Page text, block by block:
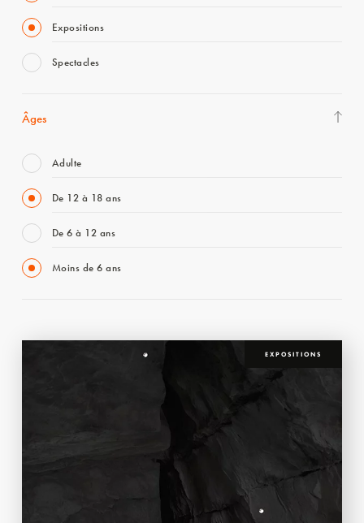
Expositions
Spectacles
Âges
Adulte
De 12 à 18 ans
De 6 à 12 ans
Moins de 6 ans
EXPOSITIONS